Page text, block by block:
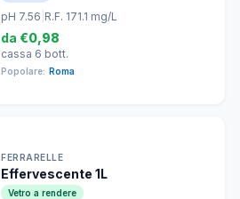
pH 7.56 R.F. 171.1 mg/L
da €0,98
cassa 6 bott.
Popolare: Roma
FERRARELLE
Effervescente 1L
Vetro a rendere